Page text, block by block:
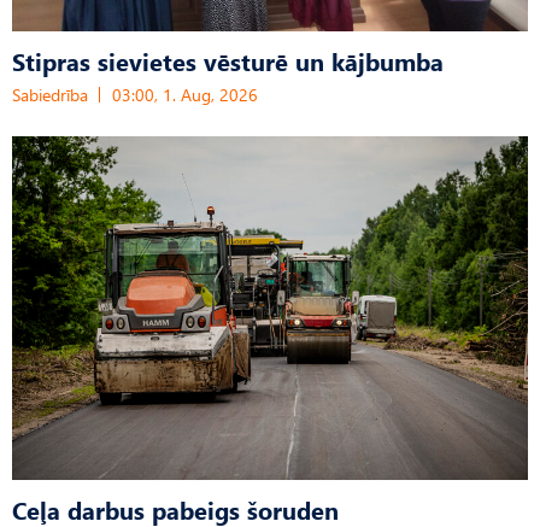
Stipras sievietes vēsturē un kājbumba
Sabiedrība 03:00, 1. Aug, 2026
Ceļa darbus pabeigs šoruden